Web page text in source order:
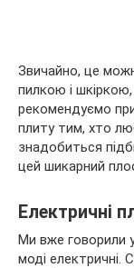
Звичайно, це
пилкою і
рекомендуємо
плиту тим, хто
знадобиться
цей шикарний
Електричні
Ми вже говорили
моді електричні.